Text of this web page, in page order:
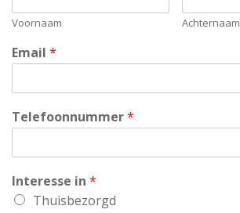
Voornaam Achternaam
Email *
Telefoonnummer*
Interesse in *
Thuisbezorgd